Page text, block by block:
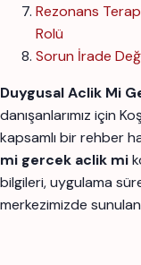
Rezonans
Rolü
Sorun İrade
Duygusal Aclik Mi
danışanlarımız için
kapsamlı bir rehber
mi gercek aclik mi
bilgileri, uygulama
merkezimizde